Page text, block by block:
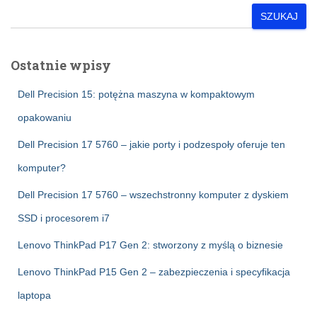
SZUKAJ
Ostatnie wpisy
Dell Precision 15: potężna maszyna w kompaktowym
opakowaniu
Dell Precision 17 5760 – jakie porty i podzespoły oferuje ten
komputer?
Dell Precision 17 5760 – wszechstronny komputer z dyskiem
SSD i procesorem i7
Lenovo ThinkPad P17 Gen 2: stworzony z myślą o biznesie
Lenovo ThinkPad P15 Gen 2 – zabezpieczenia i specyfikacja
laptopa